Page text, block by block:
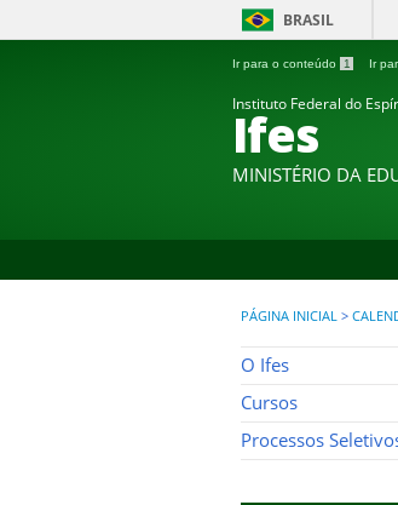
BRASIL
Ir para o conteúdo 1 Ir
Instituto Federal do
Ifes
MINISTÉRIO DA
PÁGINA INICIAL >
O Ifes
Cursos
Processos